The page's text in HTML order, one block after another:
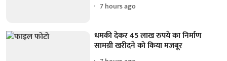
7 hours ago
धमकी देकर 45 लाख रुपये का निर्माण
सामग्री खरीदने को किया मजबूर